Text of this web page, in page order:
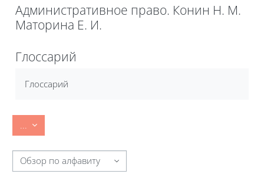
Административное право. Конин Н. М.
Маторина Е. И.
Глоссарий
Глоссарий
... Экспорт записей
Обзор глоссария по алфавиту